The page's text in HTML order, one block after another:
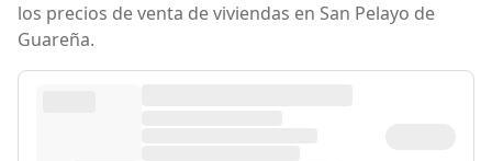
los precios de venta de viviendas en San Pelayo de
Guareña.